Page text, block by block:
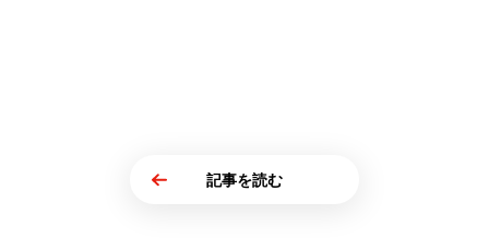
記事を読む